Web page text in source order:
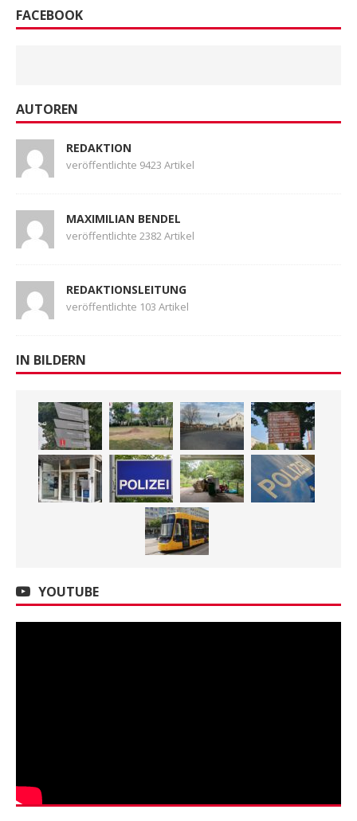
FACEBOOK
AUTOREN
REDAKTION
veröffentlichte 9423 Artikel
MAXIMILIAN BENDEL
veröffentlichte 2382 Artikel
REDAKTIONSLEITUNG
veröffentlichte 103 Artikel
IN BILDERN
YOUTUBE